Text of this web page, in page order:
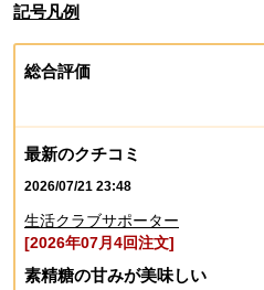
記号凡例
総合評価
最新のクチコミ
2026/07/21 23:48
生活クラブサポーター
[2026年07月4回注文]
素精糖の甘みが美味しい